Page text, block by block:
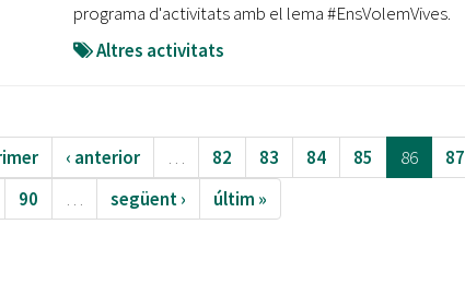
programa d'activitats amb el lema #EnsVolemVives.
Altres activitats
‹ anterior … 82 83 84 85 86 87
90
… següent › últim »